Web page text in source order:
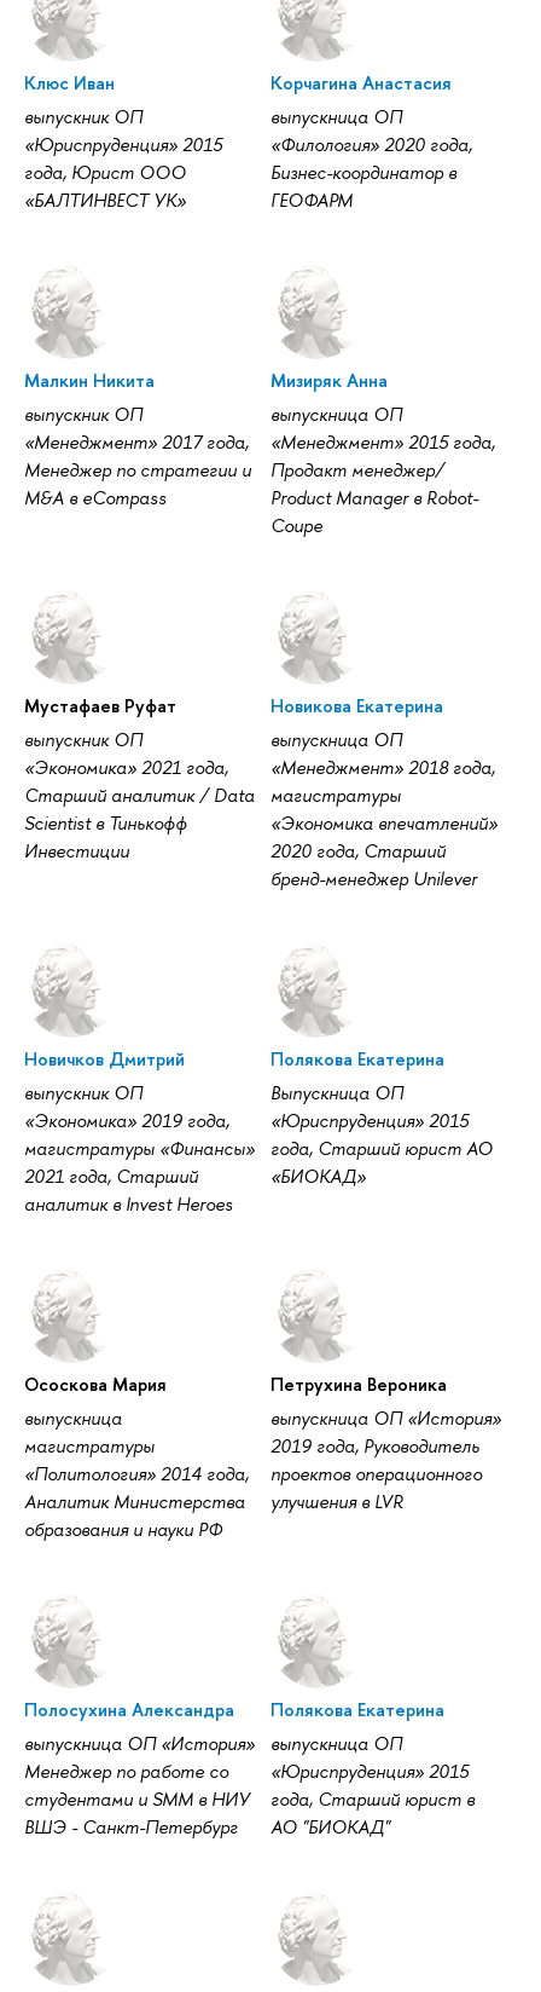
Клюс Иван
выпускник ОП
«Юриспруденция» 2015
года, Юрист ООО
«БАЛТИНВЕСТ УК»
Корчагина Анастасия
выпускница ОП
«Филология» 2020 года,
Бизнес-координатор в
ГЕОФАРМ
Малкин Никита
выпускник ОП
«Менеджмент» 2017 года,
Менеджер по стратегии и
M&A в eCompass
Мизиряк Анна
выпускница ОП
«Менеджмент» 2015 года,
Продакт менеджер/
Product Manager в Robot-
Coupe
Мустафаев Руфат
выпускник ОП
«Экономика» 2021 года,
Старший аналитик / Data
Scientist в Тинькофф
Инвестиции
Новикова Екатерина
выпускница ОП
«Менеджмент» 2018 года,
магистратуры
«Экономика впечатлений»
2020 года, Старший
бренд-менеджер Unilever
Новичков Дмитрий
выпускник ОП
«Экономика» 2019 года,
магистратуры «Финансы»
2021 года, Старший
аналитик в Invest Heroes
Полякова Екатерина
Выпускница ОП
«Юриспруденция» 2015
года, Старший юрист АО
«БИОКАД»
Ососкова Мария
выпускница
магистратуры
«Политология» 2014 года,
Аналитик Министерства
образования и науки РФ
Петрухина Вероника
выпускница ОП «История»
2019 года, Руководитель
проектов операционного
улучшения в LVR
Полосухина Александра
выпускница ОП «История»
Менеджер по работе со
студентами и SMM в НИУ
ВШЭ - Санкт-Петербург
Полякова Екатерина
выпускница ОП
«Юриспруденция» 2015
года, Старший юрист в
АО "БИОКАД"